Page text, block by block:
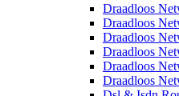
Draadloos
Draadloos
Draadloos
Draadloos
Draadloos
Draadloos